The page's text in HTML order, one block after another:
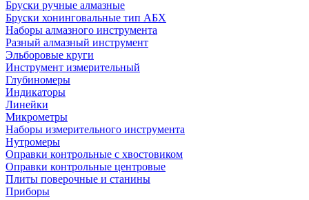
Бруски ручные алмазные
Бруски хонинговальные тип АБХ
Наборы алмазного инструмента
Разный алмазный инструмент
Эльборовые круги
Инструмент измерительный
Глубиномеры
Индикаторы
Линейки
Микрометры
Наборы измерительного инструмента
Нутромеры
Оправки контрольные с хвостовиком
Оправки контрольные центровые
Плиты поверочные и станины
Приборы